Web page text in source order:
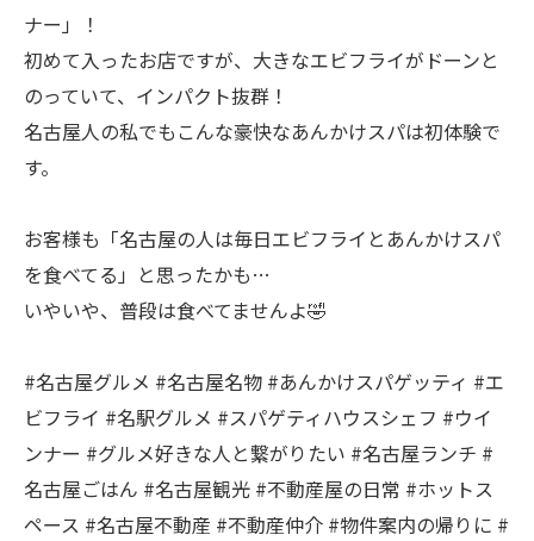
ナー」！
初めて入ったお店ですが、大きなエビフライがドーンと
のっていて、インパクト抜群！
名古屋人の私でもこんな豪快なあんかけスパは初体験で
す。
お客様も「名古屋の人は毎日エビフライとあんかけスパ
を食べてる」と思ったかも…
いやいや、普段は食べてませんよ🤣
#名古屋グルメ #名古屋名物 #あんかけスパゲッティ #エ
ビフライ #名駅グルメ #スパゲティハウスシェフ #ウイ
ンナー #グルメ好きな人と繋がりたい #名古屋ランチ #
名古屋ごはん #名古屋観光 #不動産屋の日常 #ホットス
ペース #名古屋不動産 #不動産仲介 #物件案内の帰りに #